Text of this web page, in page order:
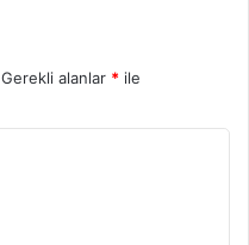
Gerekli alanlar * ile